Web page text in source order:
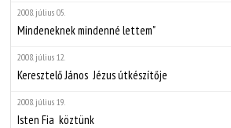
2008. július 05.
Mindeneknek mindenné lettem"
2008. július 12.
Keresztelő János  Jézus útkészítője
2008. július 19.
Isten Fia  köztünk